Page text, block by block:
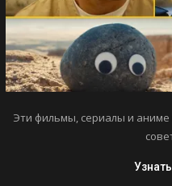
Эти фильмы, сериалы и аниме